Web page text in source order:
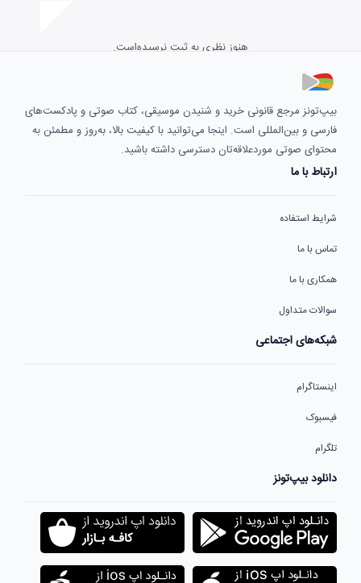
هنوز نظری به ثبت نرسیده‌است.
بیپ‌تونز مرجع قانونی خرید و شنیدن موسیقی، کتاب صوتی و پادکست‌های
فارسی و بین‌المللی است. اینجا می‌توانید با کیفیت بالا، به‌روز و مطمئن به
محتوای صوتی موردعلاقه‌تان دسترسی داشته باشید.
ارتباط با ما
شرایط استفاده
تماس با ما
همکاری با ما
سوالات متداول
شبکه‌های اجتماعی
اینستاگرام
فیسبوک
تلگرام
دانلود بیپ‌تونز